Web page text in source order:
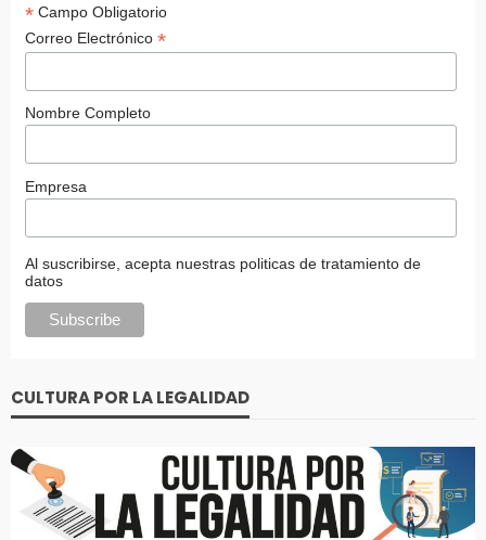
*Campo Obligatorio
Correo Electrónico *
Nombre Completo
Empresa
Al suscribirse, acepta nuestras politicas de tratamiento de
datos
CULTURA POR LA LEGALIDAD